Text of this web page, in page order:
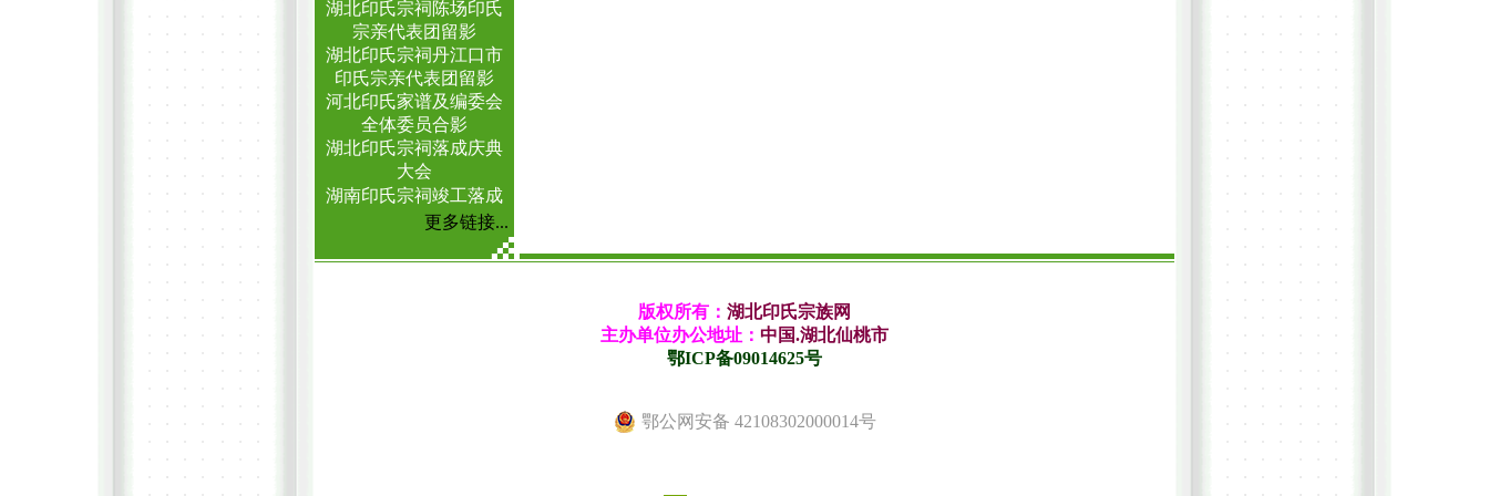
湖北印氏宗祠陈场印氏
宗亲代表团留影
湖北印氏宗祠丹江口市
印氏宗亲代表团留影
河北印氏家谱及编委会
全体委员合影
湖北印氏宗祠落成庆典
大会
湖南印氏宗祠竣工落成
更多链接...
版权所有： 湖北印氏宗族网
主办单位办公地址： 中国.湖北仙桃市
鄂ICP备09014625号
鄂公网安备 42108302000014号